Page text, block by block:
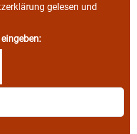
gelesen und